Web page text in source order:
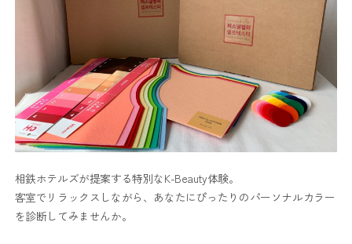
相鉄ホテルズが提案する特別なK-Beauty体験。
客室でリラックスしながら、あなたにぴったりのパーソナルカラー
を診断してみませんか。